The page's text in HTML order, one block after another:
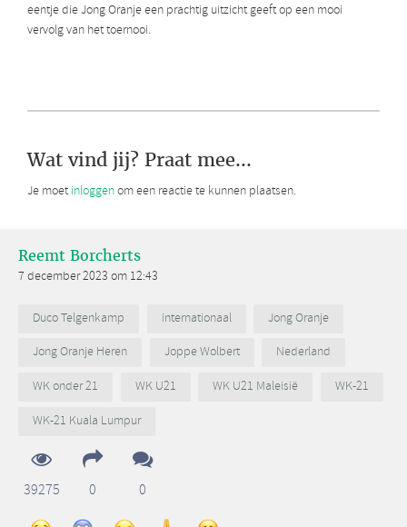
eentje die Jong Oranje een prachtig uitzicht geeft op een mooi
vervolg van het toernooi.
Wat vind jij? Praat mee...
Je moet inloggenom een reactie te kunnen plaatsen.
Reemt Borcherts
7 december 2023 om 12:43
Duco Telgenkamp internationaal
Jong Oranje
Jong Oranje Heren
Joppe Wolbert
Nederland
WK onder 21
WK U21 WK U21 Maleisië
WK-21
WK-21 Kuala Lumpur
39275 0 0